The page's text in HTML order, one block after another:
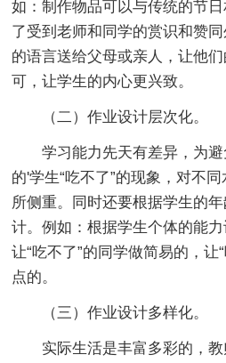
如：制作物品可以与传统的节
了受到老师和同学的赏识和赞
的语言送给父母或亲人，让他
可，让学生的内心更兴致。
（二）作业设计层次化。
学习能力先天有差异，为避
的'学生“吃不了”的现象，对不
所侧重。同时还要根据学生的
计。例如：根据学生个体的能力
让“吃不了”的同学做简易的，让
点的。
（三）作业设计多样化。
实际生活是丰富多彩的，教